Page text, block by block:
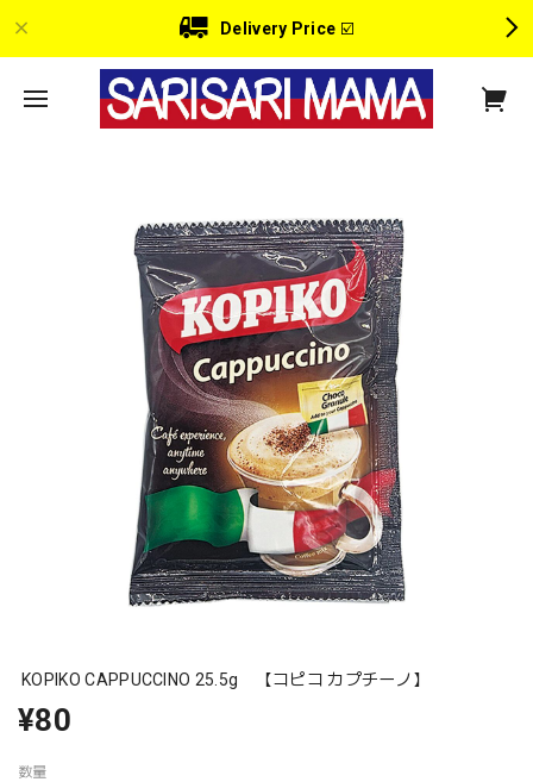
Delivery Price ☑️
KOPIKO CAPPUCCINO 25.5g 【コピコ カプチーノ】
¥80
数量